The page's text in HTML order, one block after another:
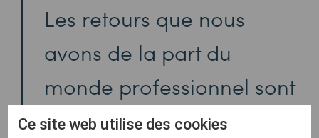
Les retours que nous
avons de la part du
monde professionnel sont
très positifs, les gens ne
Ce site web utilise des cookies